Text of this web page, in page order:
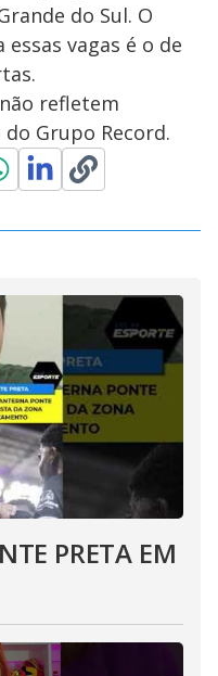
do Sul. O
vagas é o de
refletem
Grupo Record.
PRETA EM